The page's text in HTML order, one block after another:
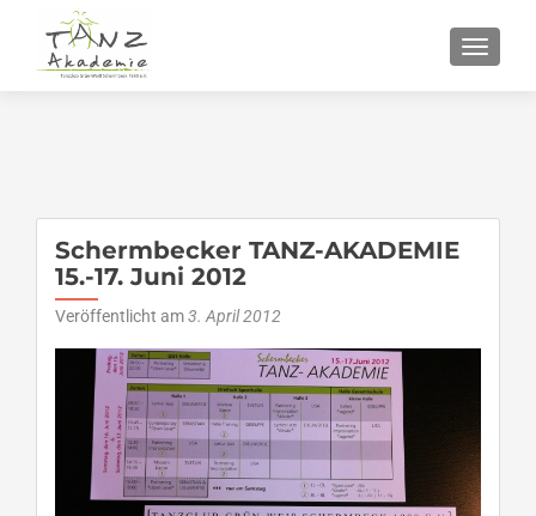
Schermbecker TANZ-AKADEMIE
15.-17. Juni 2012
Veröffentlicht am3. April 2012